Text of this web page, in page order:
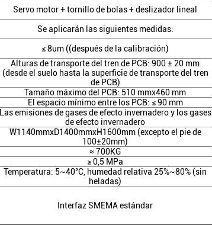
Servo motor + tornillo de bolas + deslizador lineal
Se aplicarán las siguientes medidas:
≤ 8um ((después de la calibración)
Alturas de transporte del tren de PCB: 900 ± 20 mm
(desde el suelo hasta la superficie de transporte del tren
de PCB)
Tamaño máximo del PCB: 510 mmx460 mm
El espacio mínimo entre los PCB: ≤ 90 mm
Las emisiones de gases de efecto invernadero y los gases
de efecto invernadero
W1140mmxD1400mmxH1600mm (excepto el pie de
100±20mm)
≈ 700KG
≥ 0,5 MPa
Temperatura: 5~40°C, humedad relativa 25%~80% (sin
heladas)
Interfaz SMEMA estándar